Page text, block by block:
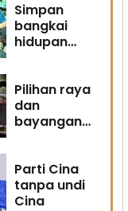
Simpan
bangkai
hidupan
Pilihan raya
dan
bayangan
Parti Cina
tanpa undi
Cina